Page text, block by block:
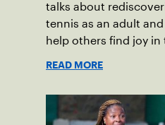
talks about
tennis as an adult
help others find joy in
READ MORE